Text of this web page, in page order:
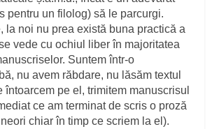
pentru un filolog) să le parcurgi.
la noi nu prea există buna practică a
vede cu ochiul liber în majoritatea
Suntem într-o
nu avem răbdare, nu lăsăm textul
întoarcem pe el, trimitem manuscrisul
ce am terminat de scris o proză
chiar în timp ce scriem la el).